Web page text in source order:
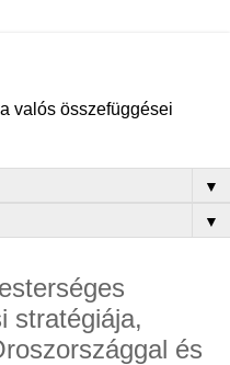
valós összefüggései
▼
▼
stratégiája,
és